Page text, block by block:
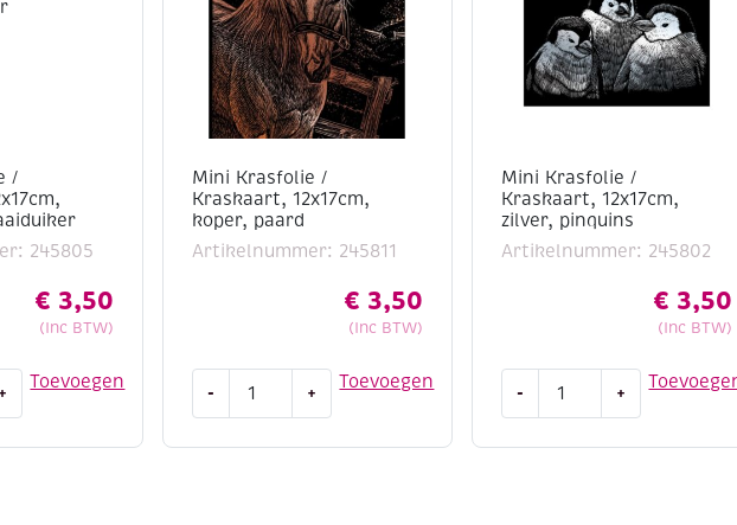
/
245805
€ 3,50
(Inc BTW)
Toevoegen
+
Mini Krasfolie /
Kraskaart, 12x17cm,
koper, paard
Artikelnummer: 245811
€ 3,50
(Inc BTW)
Toevoegen
-
Krasfolie
+
Mini Krasfolie /
Kraskaart, 12x17cm,
zilver, pinquins
Artikelnummer: 245802
€ 3,50
(Inc BTW)
-
Krasfolie
+